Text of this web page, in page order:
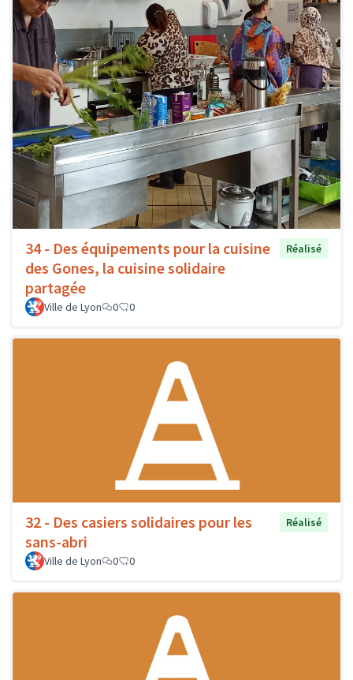
34 - Des équipements pour la cuisine
des Gones, la cuisine solidaire
partagée
Réalisé
Ville de Lyon 0 0
32 - Des casiers solidaires pour les
sans-abri
Réalisé
Ville de Lyon 0 0